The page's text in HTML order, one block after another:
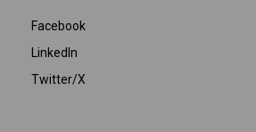
Facebook
LinkedIn
Twitter/X